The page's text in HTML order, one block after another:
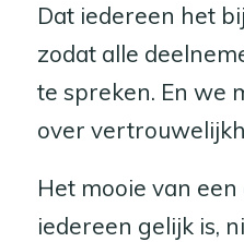
Dat iedereen het
zodat alle
te spreken. En we
over
Het mooie van
iedereen gelijk is,